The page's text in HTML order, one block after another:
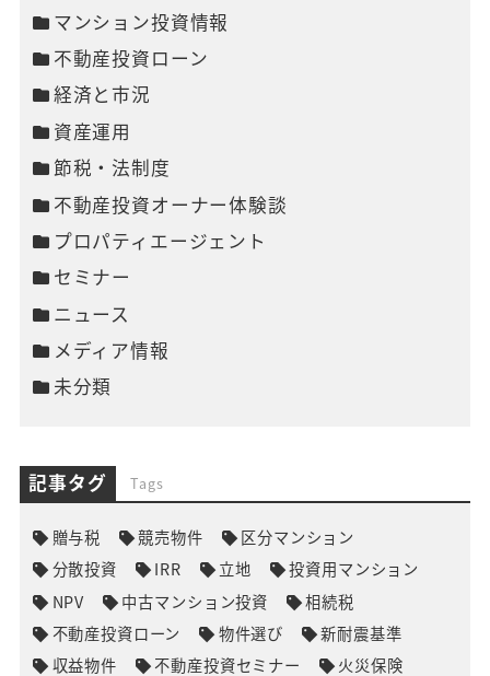
マンション投資情報
不動産投資ローン
経済と市況
資産運用
節税・法制度
不動産投資オーナー体験談
プロパティエージェント
セミナー
ニュース
メディア情報
未分類
記事タグ Tags
贈与税 競売物件
区分マンション
分散投資
IRR 立地
投資用マンション
NPV
中古マンション投資
相続税
不動産投資ローン
物件選び
新耐震基準
収益物件
不動産投資セミナー
火災保険